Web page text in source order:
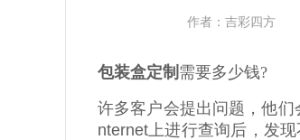
作者： 吉彩四方
包装盒定制 需要多少钱?
许多客户会提出问题，他
nternet上进行查询后，发